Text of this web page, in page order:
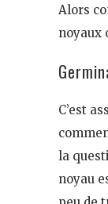
Alors
noyaux
C’est
la
noyau